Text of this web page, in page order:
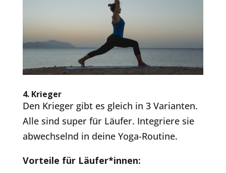
4. Krieger
Den Krieger gibt es gleich in 3 Varianten.
Alle sind super für Läufer. Integriere sie
abwechselnd in deine Yoga-Routine.
Vorteile für Läufer*innen: